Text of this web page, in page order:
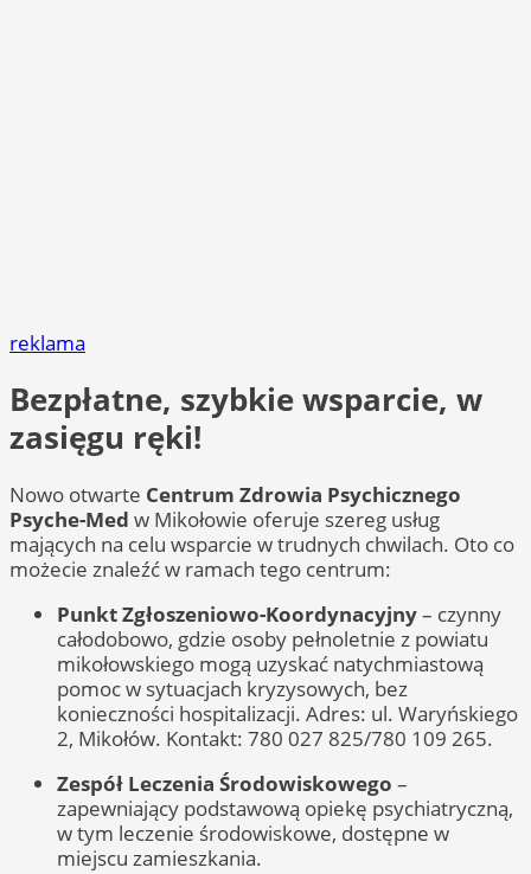
reklama
Bezpłatne, szybkie wsparcie, w
zasięgu ręki!
Nowo otwarte Centrum Zdrowia Psychicznego
Psyche-Med w Mikołowie oferuje szereg usług
mających na celu wsparcie w trudnych chwilach. Oto co
możecie znaleźć w ramach tego centrum:
Punkt Zgłoszeniowo-Koordynacyjny– czynny
całodobowo, gdzie osoby pełnoletnie z powiatu
mikołowskiego mogą uzyskać natychmiastową
pomoc w sytuacjach kryzysowych, bez
konieczności hospitalizacji. Adres: ul. Waryńskiego
2, Mikołów. Kontakt: 780 027 825/780 109 265.
Zespół Leczenia Środowiskowego –
zapewniający podstawową opiekę psychiatryczną,
w tym leczenie środowiskowe, dostępne w
miejscu zamieszkania.